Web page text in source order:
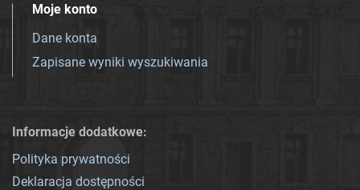
Moje konto
Dane konta
Zapisane wyniki wyszukiwania
Informacje dodatkowe:
Polityka prywatności
Deklaracja dostępności